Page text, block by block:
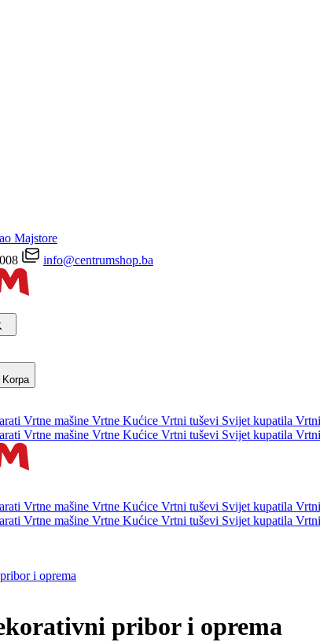
Majstore
info@centrumshop.ba
Korpa
Vrtne mašine Vrtne Kućice Vrtni tuševi Svijet kupatila
Vrtne mašine Vrtne Kućice Vrtni tuševi Svijet kupatila
Vrtne mašine Vrtne Kućice Vrtni tuševi Svijet kupatila
Vrtne mašine Vrtne Kućice Vrtni tuševi Svijet kupatila
i oprema
pribor i oprema